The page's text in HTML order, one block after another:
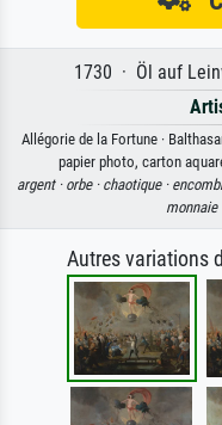
1730 · Öl auf
Allégorie de la Fortune ·
papier photo, carton
argent · orbe · chaotique ·
monnaie
Autres variations